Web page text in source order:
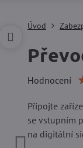
Úvod
Hodnocení
Připojte
se vstupním
na digitální